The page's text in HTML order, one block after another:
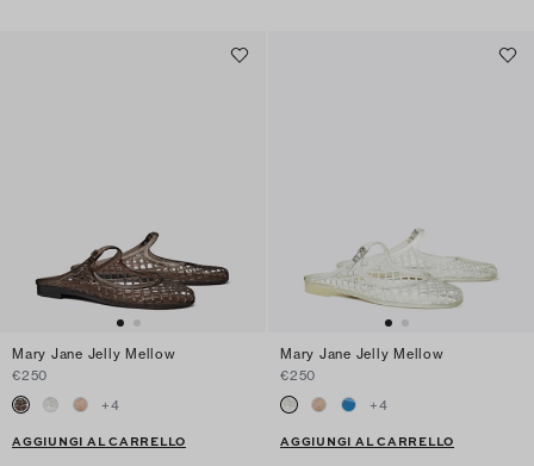
Mary Jane Jelly Mellow
€250
+4
AGGIUNGI AL CARRELLO
Mary Jane Jelly Mellow
€250
+4
AGGIUNGI AL CARRELLO